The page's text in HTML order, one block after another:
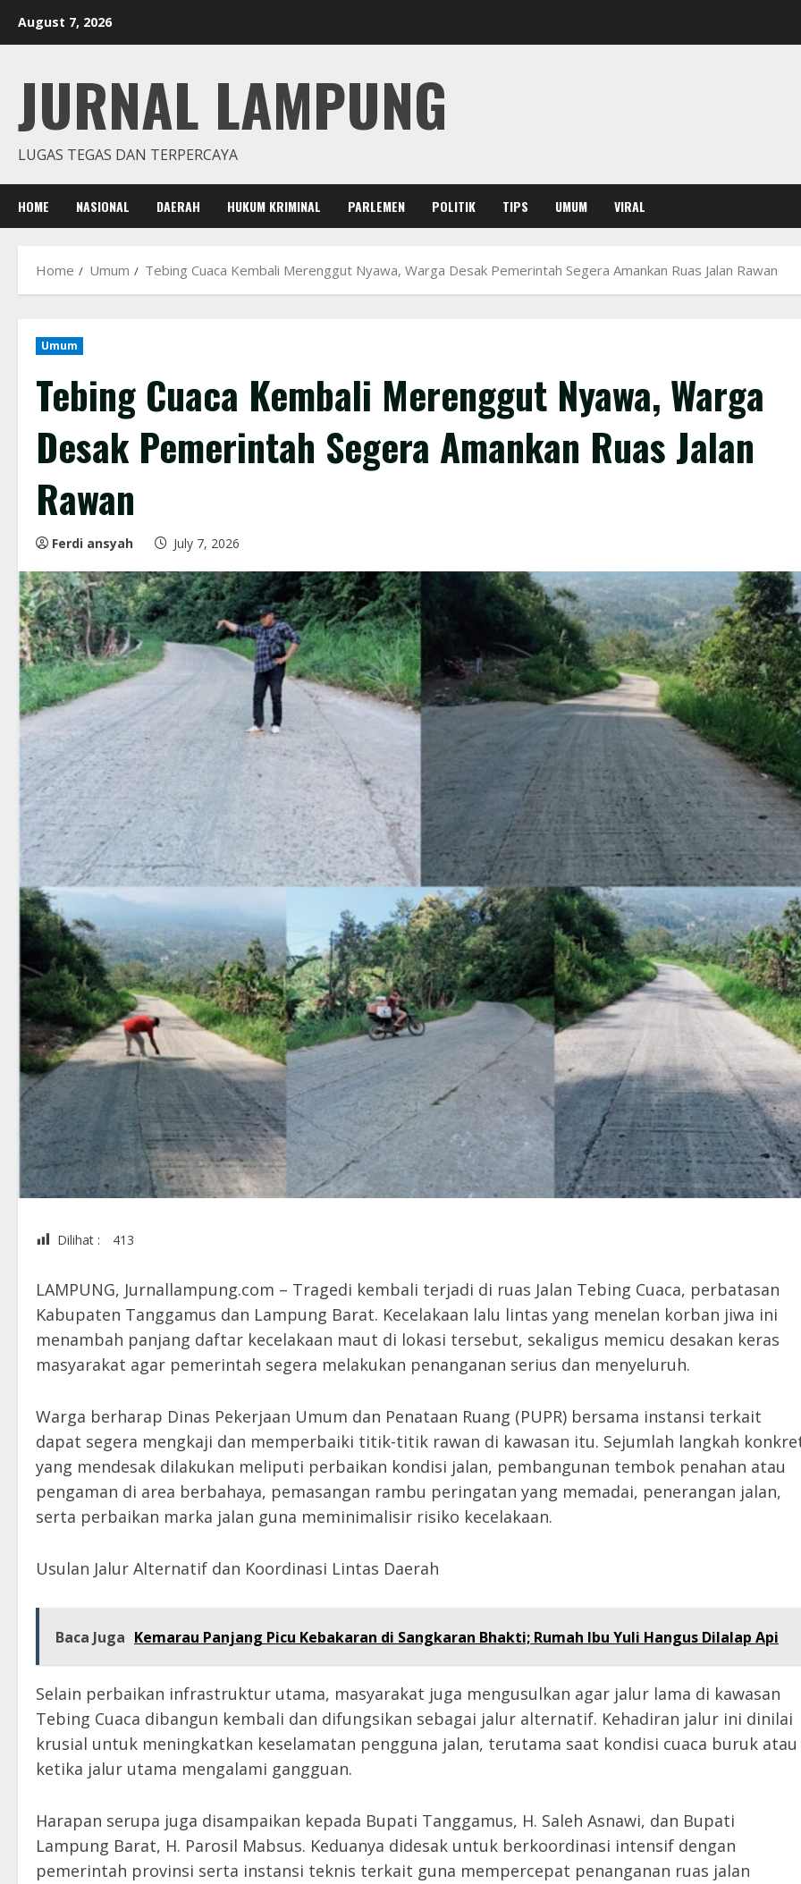
August 7, 2026
JURNAL LAMPUNG
LUGAS TEGAS DAN TERPERCAYA
HOME NASIONAL DAERAH HUKUM KRIMINAL PARLEMEN POLITIK TIPS UMUM VIRAL
Home Umum Tebing Cuaca Kembali Merenggut Nyawa, Warga Desak Pemerintah Segera Amankan Ruas Jalan Rawan
Umum
Tebing Cuaca Kembali Merenggut Nyawa, Warga
Desak Pemerintah Segera Amankan Ruas Jalan
Rawan
Ferdi ansyah July 7, 2026
Dilihat : 413
LAMPUNG, Jurnallampung.com – Tragedi kembali terjadi di ruas Jalan Tebing Cuaca, perbatasan
Kabupaten Tanggamus dan Lampung Barat. Kecelakaan lalu lintas yang menelan korban jiwa ini
menambah panjang daftar kecelakaan maut di lokasi tersebut, sekaligus memicu desakan keras
masyarakat agar pemerintah segera melakukan penanganan serius dan menyeluruh.
Warga berharap Dinas Pekerjaan Umum dan Penataan Ruang (PUPR) bersama instansi terkait
dapat segera mengkaji dan memperbaiki titik-titik rawan di kawasan itu. Sejumlah langkah
yang mendesak dilakukan meliputi perbaikan kondisi jalan, pembangunan tembok penahan atau
pengaman di area berbahaya, pemasangan rambu peringatan yang memadai, penerangan jalan,
serta perbaikan marka jalan guna meminimalisir risiko kecelakaan.
Usulan Jalur Alternatif dan Koordinasi Lintas Daerah
Baca Juga Kemarau Panjang Picu Kebakaran di Sangkaran Bhakti; Rumah Ibu Yuli Hangus Dilalap Api
Selain perbaikan infrastruktur utama, masyarakat juga mengusulkan agar jalur lama di kawasan
Tebing Cuaca dibangun kembali dan difungsikan sebagai jalur alternatif. Kehadiran jalur ini dinilai
krusial untuk meningkatkan keselamatan pengguna jalan, terutama saat kondisi cuaca buruk atau
ketika jalur utama mengalami gangguan.
Harapan serupa juga disampaikan kepada Bupati Tanggamus, H. Saleh Asnawi, dan Bupati
Lampung Barat, H. Parosil Mabsus. Keduanya didesak untuk berkoordinasi intensif dengan
pemerintah provinsi serta instansi teknis terkait guna mempercepat penanganan ruas jalan